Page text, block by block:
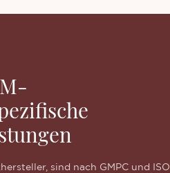
sind nach GMPC und ISO